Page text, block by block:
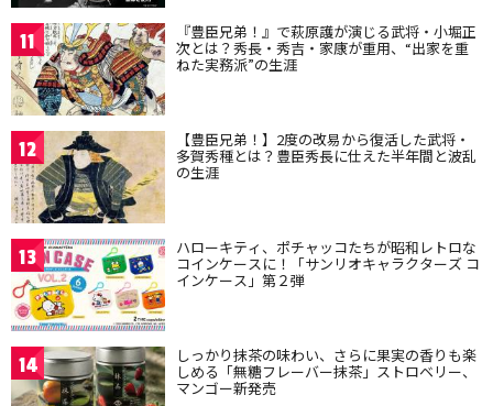
11 『豊臣兄弟！』で萩原護が演じる武将・小堀正
次とは？秀長・秀吉・家康が重用、“出家を重
ねた実務派”の生涯
12 【豊臣兄弟！】2度の改易から復活した武将・
多賀秀種とは？豊臣秀長に仕えた半年間と波乱
の生涯
13 ハローキティ、ポチャッコたちが昭和レトロな
コインケースに！「サンリオキャラクターズ コ
インケース」第２弾
14 しっかり抹茶の味わい、さらに果実の香りも楽
しめる「無糖フレーバー抹茶」ストロベリー、
マンゴー新発売